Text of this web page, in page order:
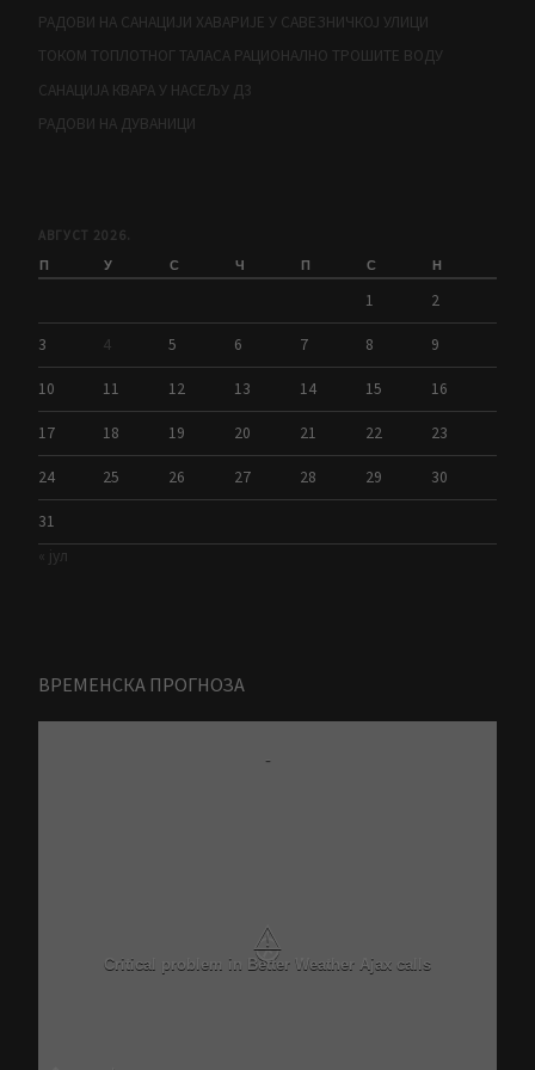
РАДОВИ НА САНАЦИЈИ ХАВАРИЈЕ У САВЕЗНИЧКОЈ УЛИЦИ
ТОКОМ ТОПЛОТНОГ ТАЛАСА РАЦИОНАЛНО ТРОШИТЕ ВОДУ
САНАЦИЈА КВАРА У НАСЕЉУ Д3
РАДОВИ НА ДУВАНИЦИ
АВГУСТ 2026.
П У С Ч П С Н
1 2
3 4 5 6 7 8 9
10 11 12 13 14 15 16
17 18 19 20 21 22 23
24 25 26 27 28 29 30
31
« јул
ВРЕМЕНСКА ПРОГНОЗА
-
⚠
Critical problem in Better Weather Ajax calls